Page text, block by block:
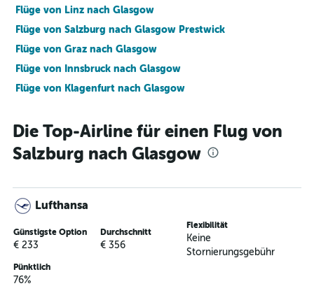
Flüge von Linz nach Glasgow
Flüge von Salzburg nach Glasgow Prestwick
Flüge von Graz nach Glasgow
Flüge von Innsbruck nach Glasgow
Flüge von Klagenfurt nach Glasgow
Die Top-Airline für einen Flug von
Salzburg nach Glasgow
Lufthansa
Günstigste Option
€ 233
Durchschnitt
€ 356
Flexibilität
Keine
Stornierungsgebühr
Pünktlich
76%